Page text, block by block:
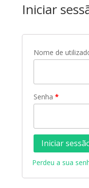
Iniciar
Nome de
Senha *
Iniciar
Perdeu a sua